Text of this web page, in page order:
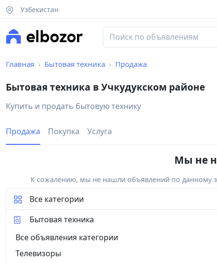
Узбекистан
Главная Бытовая техника Продажа
Бытовая техника в Учкудукском районе
Купить и продать бытовую технику
Продажа Покупка Услуга
Мы не
К сожалению, мы не нашли объявлений по данному
Все категории
Бытовая техника
Все объявления категории
Телевизоры